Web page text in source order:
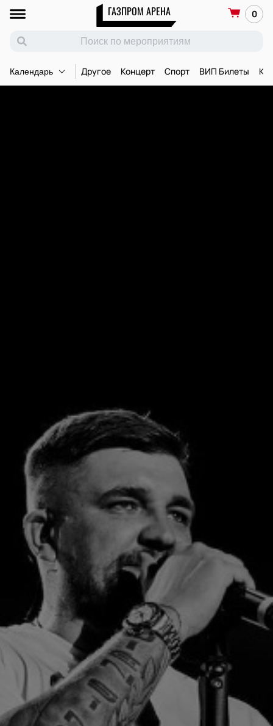
ГАЗПРОМ АРЕНА 0
Календарь Другое Концерт Спорт ВИП Билеты